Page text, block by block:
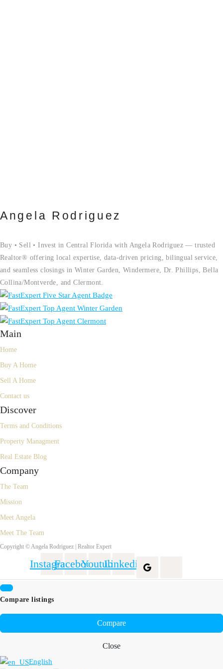
Angela Rodriguez
Buy • Sell • Invest in Central Florida with Angela Rodriguez — trusted
Realtor® offering local expertise, data-driven pricing, bilingual service,
and seamless closings in Winter Garden, Windermere, Dr. Phillips, Bella
Collina/Montverde, and Clermont.
Main
Home
Buy A Home
Sell A Home
Contact us
Discover
Terms and Conditions
Property Managment
Real Estate Blog
Company
The Team
Mission
Meet Angela
Meet The Team
Copyright © Angela Rodriguez | Realtor Expert
InstagramFacebookYoutubeLinkedin
Compare listings
Compare
Close
English